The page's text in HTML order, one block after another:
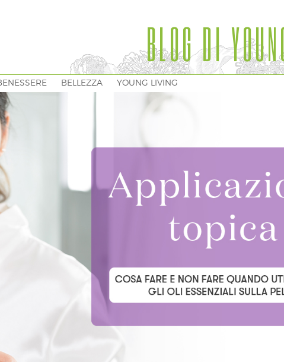
BLOG DI
BELLEZZA YOUNG LIVING